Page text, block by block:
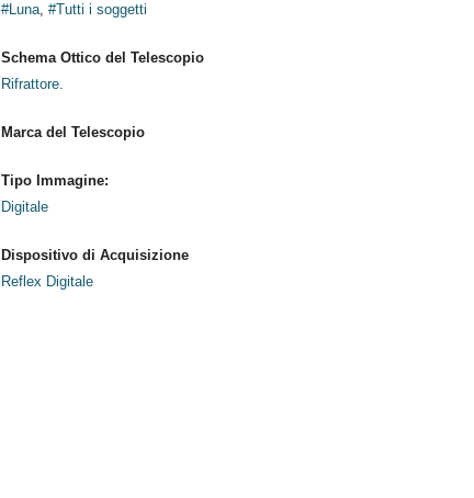
#Luna, #Tutti i soggetti
Schema Ottico del Telescopio
Rifrattore.
Marca del Telescopio
Tipo Immagine:
Digitale
Dispositivo di Acquisizione
Reflex Digitale